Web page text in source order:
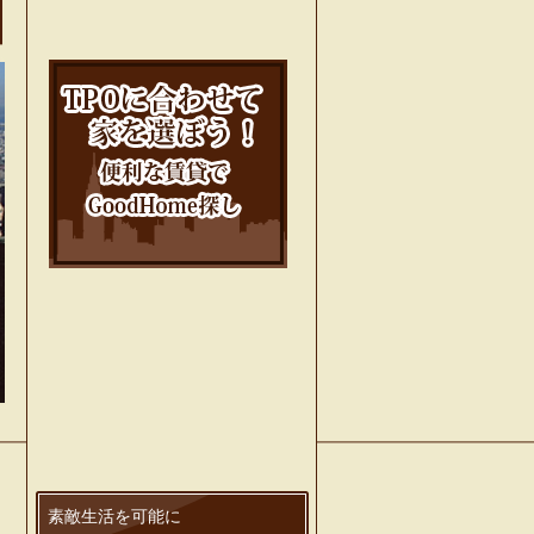
素敵生活を可能に